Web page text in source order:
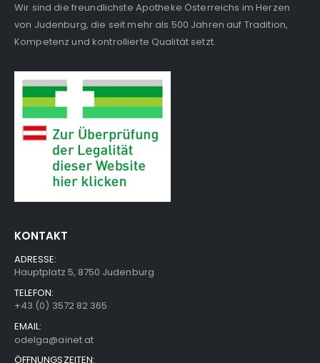
Wir sind die freundlichste Apotheke Österreichs im Herzen
von Judenburg, die seit mehr als 500 Jahren auf Tradition,
Kompetenz und kontrollierte Qualität setzt.
KONTAKT
ADRESSE:
Hauptplatz 5, 8750 Judenburg
TELEFON:
+43 (0) 3572 82 365
EMAIL:
odelga@ainet.at
ÖFFNUNGSZEITEN: